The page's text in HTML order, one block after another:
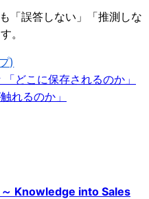
「誤答しない」「推測しな
。
)
「どこに保存されるのか」
れるのか」
～ Knowledge into Sales